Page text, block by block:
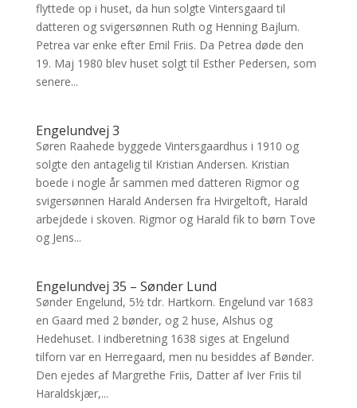
flyttede op i huset, da hun solgte Vintersgaard til
datteren og svigersønnen Ruth og Henning Bajlum.
Petrea var enke efter Emil Friis. Da Petrea døde den
19. Maj 1980 blev huset solgt til Esther Pedersen, som
senere...
Engelundvej 3
Søren Raahede byggede Vintersgaardhus i 1910 og
solgte den antagelig til Kristian Andersen. Kristian
boede i nogle år sammen med datteren Rigmor og
svigersønnen Harald Andersen fra Hvirgeltoft, Harald
arbejdede i skoven. Rigmor og Harald fik to børn Tove
og Jens...
Engelundvej 35 – Sønder Lund
Sønder Engelund, 5½ tdr. Hartkorn. Engelund var 1683
en Gaard med 2 bønder, og 2 huse, Alshus og
Hedehuset. I indberetning 1638 siges at Engelund
tilforn var en Herregaard, men nu besiddes af Bønder.
Den ejedes af Margrethe Friis, Datter af Iver Friis til
Haraldskjær,...